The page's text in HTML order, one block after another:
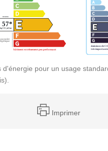
pour un usage
Imprimer